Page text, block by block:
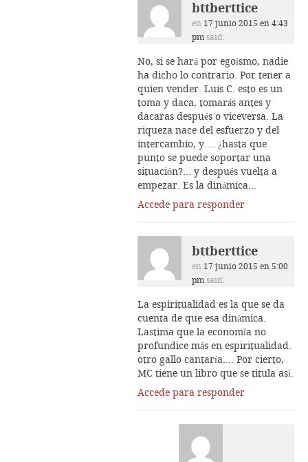
bttberttice
en 17 junio 2015 en 4:43
pm said:
No, si se hará por egoísmo, nadie
ha dicho lo contrario. Por tener a
quien vender. Luis C. esto es un
toma y daca, tomarás antes y
dacaras después o viceversa. La
riqueza nace del esfuerzo y del
intercambio, y…. ¿hasta que
punto se puede soportar una
situación?… y después vuelta a
empezar. Es la dinámica…
Accede para responder
bttberttice
en 17 junio 2015 en 5:00
pm said:
La espiritualidad es la que se da
cuenta de que esa dinámica.
Lastima que la economía no
profundice más en espiritualidad.
otro gallo cantaría…. Por cierto,
MC tiene un libro que se titula así.
Accede para responder